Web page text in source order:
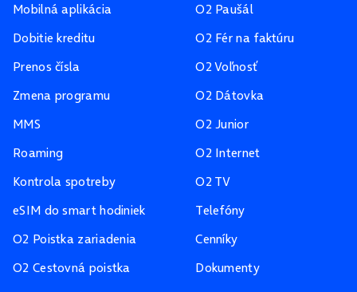
Mobilná aplikácia
Dobitie kreditu
Prenos čísla
Zmena programu
MMS
Roaming
Kontrola spotreby
eSIM do smart hodiniek
O2 Poistka zariadenia
O2 Cestovná poistka
O2 Paušál
O2 Fér na faktúru
O2 Voľnosť
O2 Dátovka
O2 Junior
O2 Internet
O2 TV
Telefóny
Cenníky
Dokumenty